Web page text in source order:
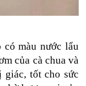
màu nước lẩu
của cà chua và
tốt cho sức